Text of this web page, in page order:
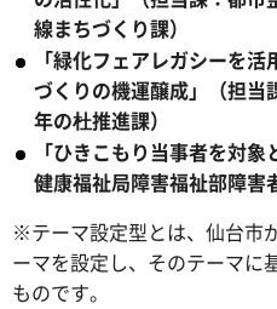
線まちづくり課）
「緑化フェアレガシーを
づくりの機運醸成」（担当
年の杜推進課）
「ひきこもり当事者を対
健康福祉局障害福祉部障害
※テーマ設定型とは、仙台市
ーマを設定し、そのテーマに
ものです。